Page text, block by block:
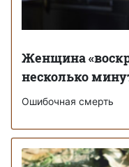
Женщина
несколько
Ошибочная смерть